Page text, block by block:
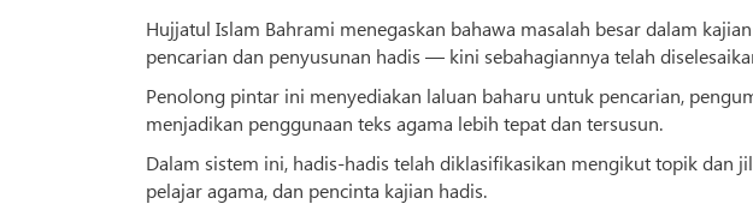
Hujjatul Islam Bahrami menegaskan bahawa masalah besar dalam
pencarian dan penyusunan hadis — kini sebahagiannya telah
Penolong pintar ini menyediakan laluan baharu untuk pencarian,
menjadikan penggunaan teks agama lebih tepat dan tersusun.
Dalam sistem ini, hadis-hadis telah diklasifikasikan mengikut topik dan
pelajar agama, dan pencinta kajian hadis.